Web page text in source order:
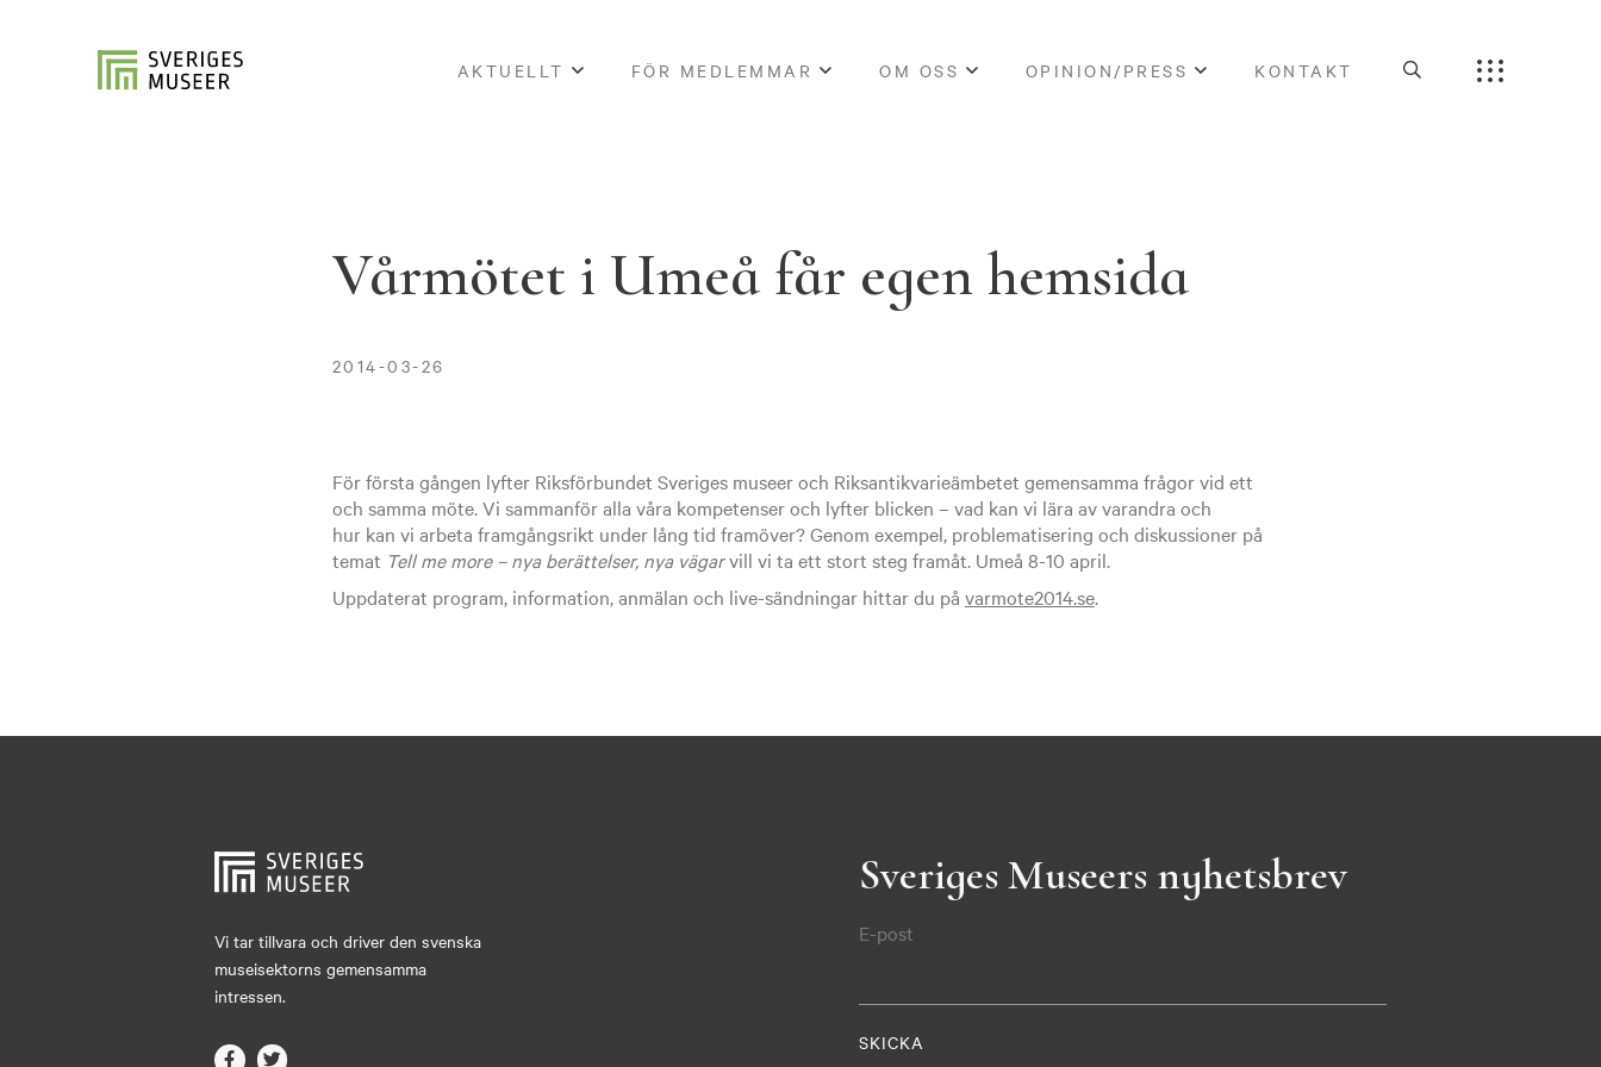
AKTUELLT FÖR MEDLEMMAR OM OSS OPINION/PRESS KONTAKT
Vårmötet i Umeå får egen hemsida
2014-03-26
För första gången lyfter Riksförbundet Sveriges museer och Riksantikvarieämbetet gemensamma frågor vid ett
och samma möte. Vi sammanför alla våra kompetenser och lyfter blicken – vad kan vi lära av varandra och
hur kan vi arbeta framgångsrikt under lång tid framöver? Genom exempel, problematisering och diskussioner på
temat Tell me more – nya berättelser, nya vägarvill vi ta ett stort steg framåt. Umeå 8-10 april.
Uppdaterat program, information, anmälan och live-sändningar hittar du på varmote2014.se.
Vi tar tillvara och driver den svenska
museisektorns gemensamma
intressen.
Sveriges Museers nyhetsbrev
E-post